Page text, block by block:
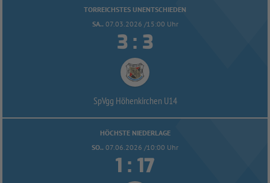
TORREICHSTES UNENTSCHIEDEN
SA.. 07.03.2026 /15:00 Uhr
 : 
SpVgg Höhenkirchen U14
HÖCHSTE NIEDERLAGE
SO.. 07.06.2026 /10:00 Uhr
 : 